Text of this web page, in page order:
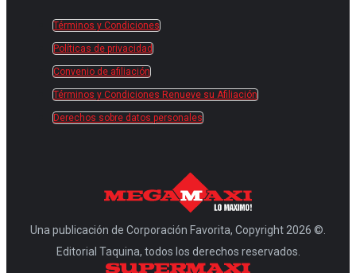
Términos y Condiciones
Políticas de privacidad
Convenio de afiliación
Términos y Condiciones Renueve su Afiliación
Derechos sobre datos personales
Una publicación de Corporación Favorita, Copyright 2026 ©.
Editorial Taquina, todos los derechos reservados.